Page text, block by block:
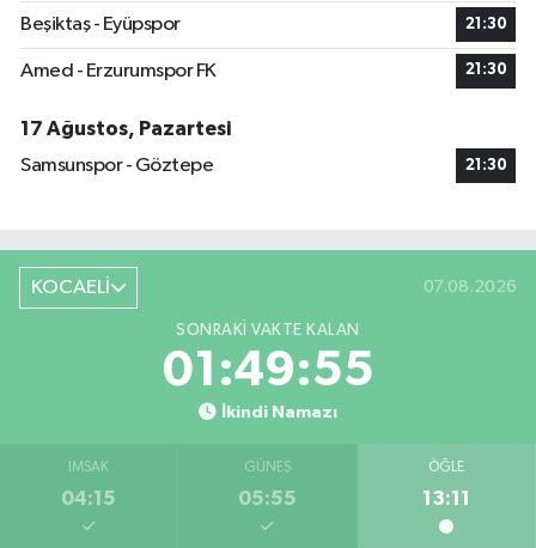
Beşiktaş - Eyüpspor 21:30
Amed - Erzurumspor FK 21:30
17 Ağustos, Pazartesi
Samsunspor - Göztepe
21:30
KOCAELİ 07.08.2026
SONRAKI VAKTE KALAN
01:49:54
İkindi Namazı
İMSAK
04:15
GÜNEŞ
05:55
ÖĞLE
13:11